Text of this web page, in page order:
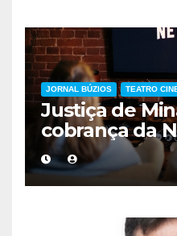
JORNAL BÚZIOS TEATRO
Justiça de
cobrança da
senhas fora